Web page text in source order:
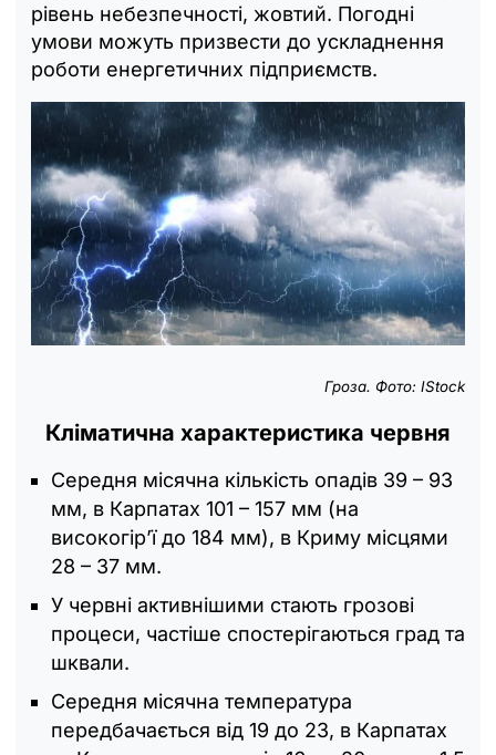
рівень небезпечності, жовтий. Погодні
умови можуть призвести до ускладнення
роботи енергетичних підприємств.
Гроза. Фото: IStock
Кліматична характеристика червня
Середня місячна кількість опадів 39 – 93
мм, в Карпатах 101 – 157 мм (на
високогір’ї до 184 мм), в Криму місцями
28 – 37 мм.
У червні активнішими стають грозові
процеси, частіше спостерігаються град та
шквали.
Середня місячна температура
передбачається від 19 до 23, в Карпатах